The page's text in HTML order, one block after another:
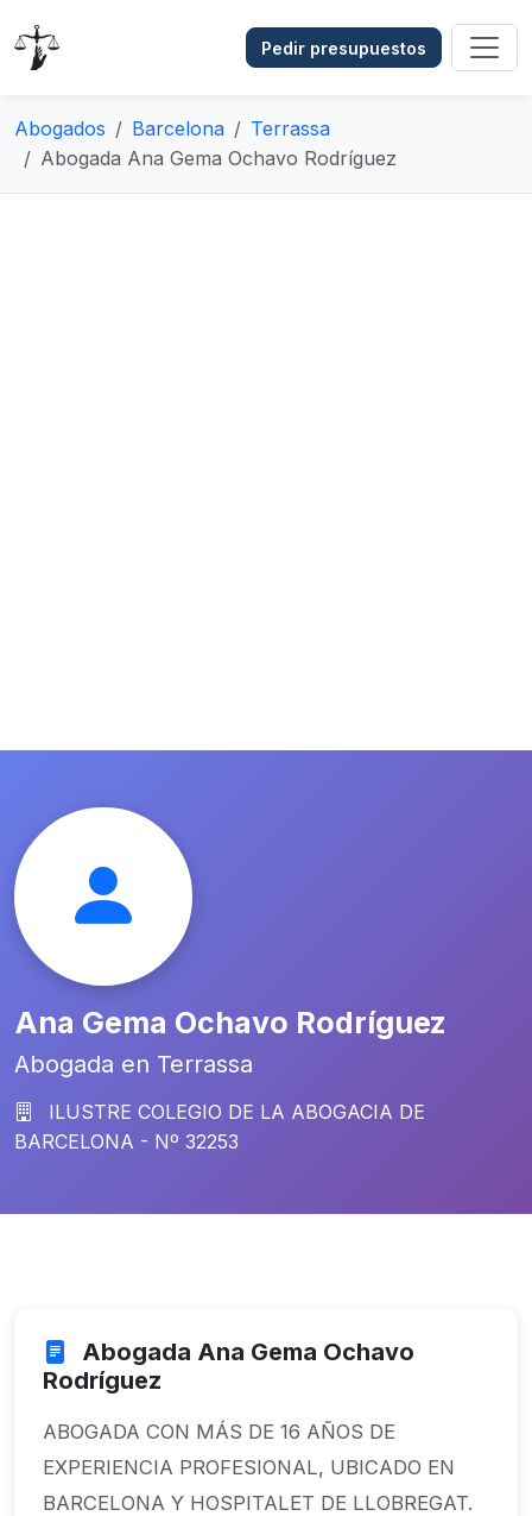
Pedir presupuestos
Abogados Barcelona
Terrassa
Abogada Ana Gema Ochavo Rodríguez
Ana Gema Ochavo Rodríguez
Abogada en Terrassa
ILUSTRE COLEGIO DE LA ABOGACIA DE
BARCELONA - Nº 32253
Abogada Ana Gema Ochavo
Rodríguez
ABOGADA CON MÁS DE 16 AÑOS DE
EXPERIENCIA PROFESIONAL, UBICADO EN
BARCELONA Y HOSPITALET DE LLOBREGAT.